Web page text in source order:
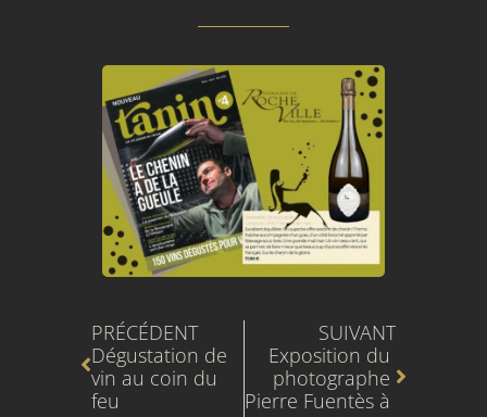
PRÉCÉDENT
Dégustation de
vin au coin du
feu
SUIVANT
Exposition du
photographe
Pierre Fuentès à